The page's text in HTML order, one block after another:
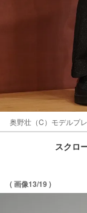
奥野壮（C）モデルプ
スクロ
( 画像13/19 )